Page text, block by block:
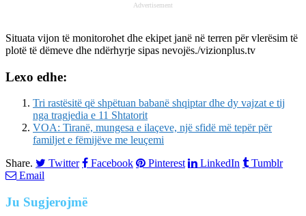
Advertisement
Situata vijon të monitorohet dhe ekipet janë në terren për vlerësim të
plotë të dëmeve dhe ndërhyrje sipas nevojës./vizionplus.tv
Lexo edhe:
Tri rastësitë që shpëtuan babanë shqiptar dhe dy vajzat e tij
nga tragjedia e 11 Shtatorit
VOA: Tiranë, mungesa e ilaçeve, një sfidë më tepër për
familjet e fëmijëve me leuçemi
Share.
Twitter Facebook Pinterest LinkedIn
Tumblr
Email
Ju Sugjerojmë